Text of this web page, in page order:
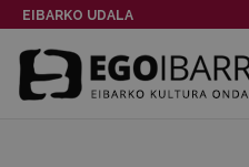
EIBARKO UDALA